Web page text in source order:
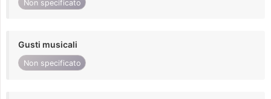
Non specificato
Gusti musicali
Non specificato